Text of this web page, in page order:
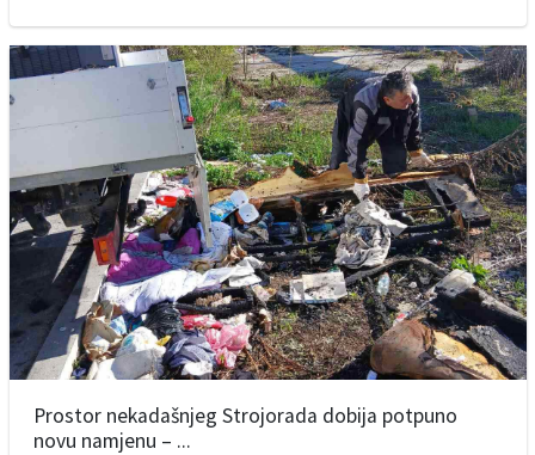
Prostor nekadašnjeg Strojorada dobija potpuno
novu namjenu – ...